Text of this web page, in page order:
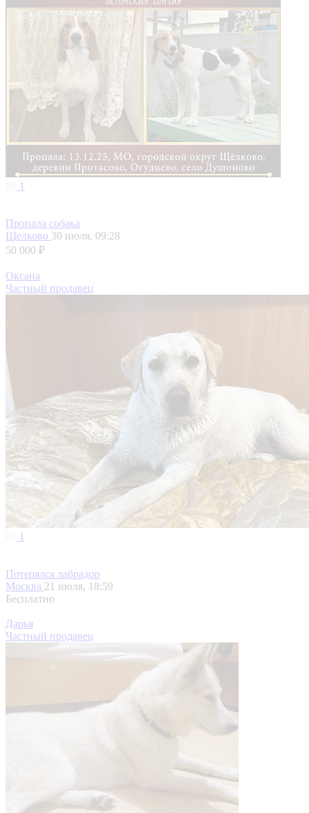
1
Пропала собака
Щелково 30 июля, 09:28
50 000 ₽
Оксана
Частный продавец
1
Потерялся лабрадор
Москва 21 июля, 18:59
Бесплатно
Дарья
Частный продавец